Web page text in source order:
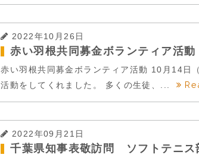
2022年10月26日
赤い羽根共同募金ボランティア活動
赤い羽根共同募金ボランティア活動 10月14日
活動をしてくれました。 多くの生徒、...
2022年09月21日
千葉県知事表敬訪問 ソフトテニス